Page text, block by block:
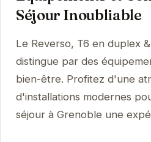
Séjour Inoubliable
Le Reverso, T6 en duplex
distingue par des
bien-être. Profitez d'une
d'installations modernes
séjour à Grenoble une